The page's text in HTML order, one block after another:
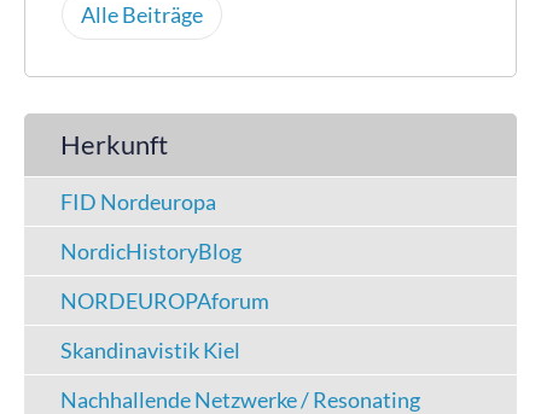
Alle Beiträge
Herkunft
FID Nordeuropa
NordicHistoryBlog
NORDEUROPAforum
Skandinavistik Kiel
Nachhallende Netzwerke / Resonating